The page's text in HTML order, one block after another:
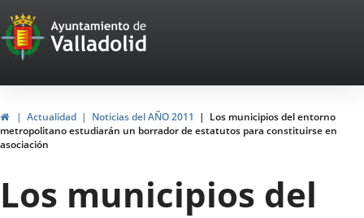
Portal
Web
del
Ayuntamiento
de
Valladolid
HomeActualidad Noticias del AÑO 2011
Los municipios del entorno
metropolitano estudiarán un borrador de estatutos para constituirse en
asociación
Los municipios del